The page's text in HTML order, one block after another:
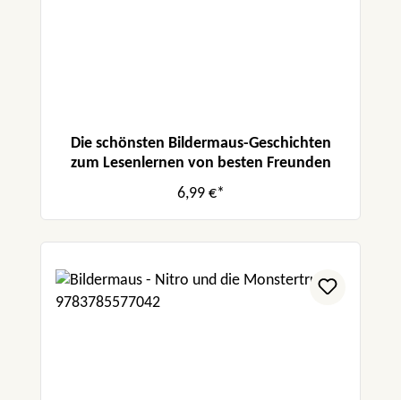
Die schönsten Bildermaus-Geschichten
zum Lesenlernen von besten Freunden
6,99 €*